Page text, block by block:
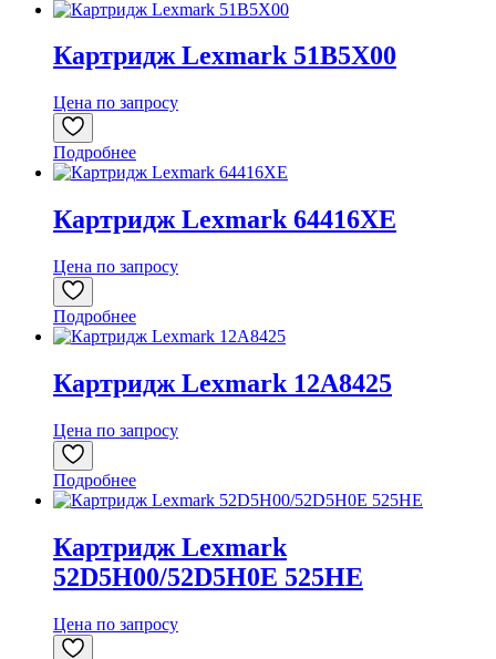
Картридж Lexmark 51B5X00
Цена по запросу
Подробнее
Картридж Lexmark 64416XE
Цена по запросу
Подробнее
Картридж Lexmark 12A8425
Цена по запросу
Подробнее
Картридж Lexmark
52D5H00/52D5H0E 525HE
Цена по запросу